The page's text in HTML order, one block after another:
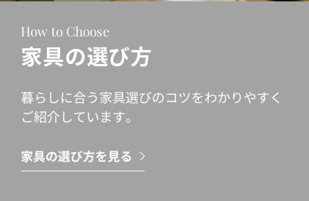
How to Choose
家具の選び方
暮らしに合う家具選びのコツをわかりやすく
ご紹介しています。
家具の選び方を見る